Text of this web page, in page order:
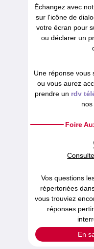
Échangez avec
sur l'icône de
votre écran pour
ou déclarer un
Une réponse
ou vous aurez
prendre un rdv
Foire
Vos questions
répertoriées
vous trouviez
réponses
En